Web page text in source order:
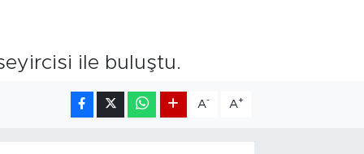
ile buluştu.
A- A+